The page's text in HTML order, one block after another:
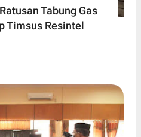
Tabung Gas
Timsus Resintel